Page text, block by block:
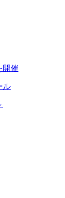
開催
ル